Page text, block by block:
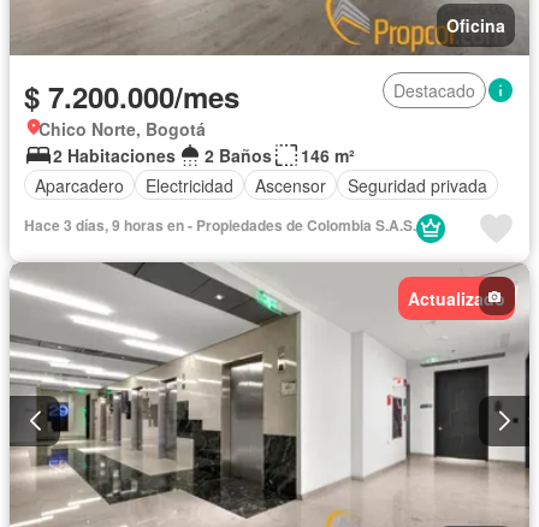
Oficina
$ 7.200.000/mes
Destacado
Chico Norte, Bogotá
2 Habitaciones
2 Baños
146 m²
Aparcadero
Electricidad Ascensor Seguridad privada
Hace 3 días, 9 horas en - Propiedades de Colombia S.A.S.
Actualizado